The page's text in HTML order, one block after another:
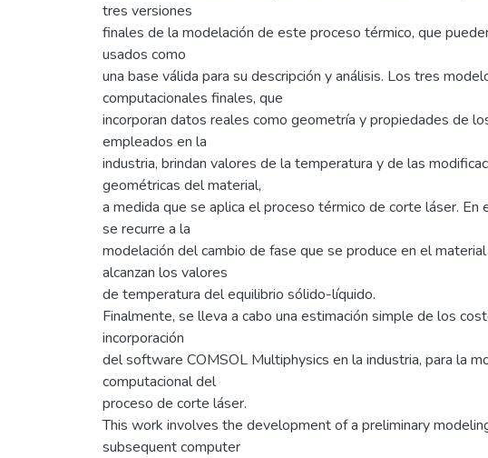
tres versiones
finales de la modelación de este proceso térmico, que
usados como
una base válida para su descripción y análisis. Los tres
computacionales finales, que
incorporan datos reales como geometría y propiedades de
empleados en la
industria, brindan valores de la temperatura y de las
geométricas del material,
a medida que se aplica el proceso térmico de corte láser. En
se recurre a la
modelación del cambio de fase que se produce en el
alcanzan los valores
de temperatura del equilibrio sólido-líquido.
Finalmente, se lleva a cabo una estimación simple de los
incorporación
del software COMSOL Multiphysics en la industria, para la
computacional del
proceso de corte láser.
This work involves the development of a preliminary
subsequent computer